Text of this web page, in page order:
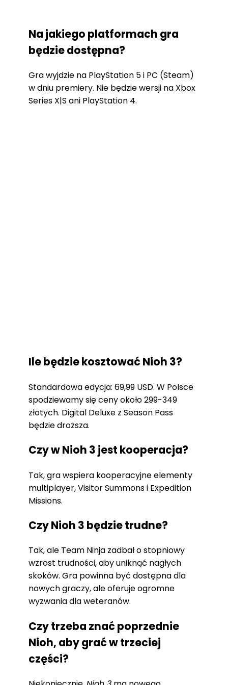
Na jakiego platformach gra
będzie dostępna?
Gra wyjdzie na PlayStation 5 i PC (Steam)
w dniu premiery. Nie będzie wersji na Xbox
Series X|S ani PlayStation 4.
Ile będzie kosztować Nioh 3?
Standardowa edycja: 69,99 USD. W Polsce
spodziewamy się ceny około 299-349
złotych. Digital Deluxe z Season Pass
będzie droższa.
Czy w Nioh 3 jest kooperacja?
Tak, gra wspiera kooperacyjne elementy
multiplayer, Visitor Summons i Expedition
Missions.
Czy Nioh 3 będzie trudne?
Tak, ale Team Ninja zadbał o stopniowy
wzrost trudności, aby uniknąć nagłych
skoków. Gra powinna być dostępna dla
nowych graczy, ale oferuje ogromne
wyzwania dla weteranów.
Czy trzeba znać poprzednie
Nioh, aby grać w trzeciej
części?